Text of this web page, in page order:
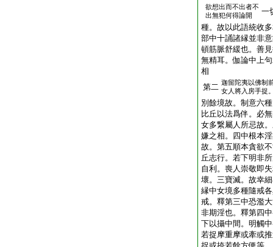
欲想出而不出者不
出無犯何得論開
一
種。故以此語統收
部中十誦諸縁並非
頓筋脈舒緩也。善
無精耳。伽論中上
相
第二 迦留陀夷以佛制
女人將入房手捉
別餘境故。制意六
比丘以法爲伴。必
女多繋屬人所忌故
嫌之相。四中根本
故。第五順本貪欲
丘志行。若下明非
自利。喪人崇敬即
壞。三寶滅。故幸
縁中女境多種隨戒
戒。釋第三中恐濫
非期淫也。釋第四
下以攝中間。明觸
若捉摩重摩或牽或